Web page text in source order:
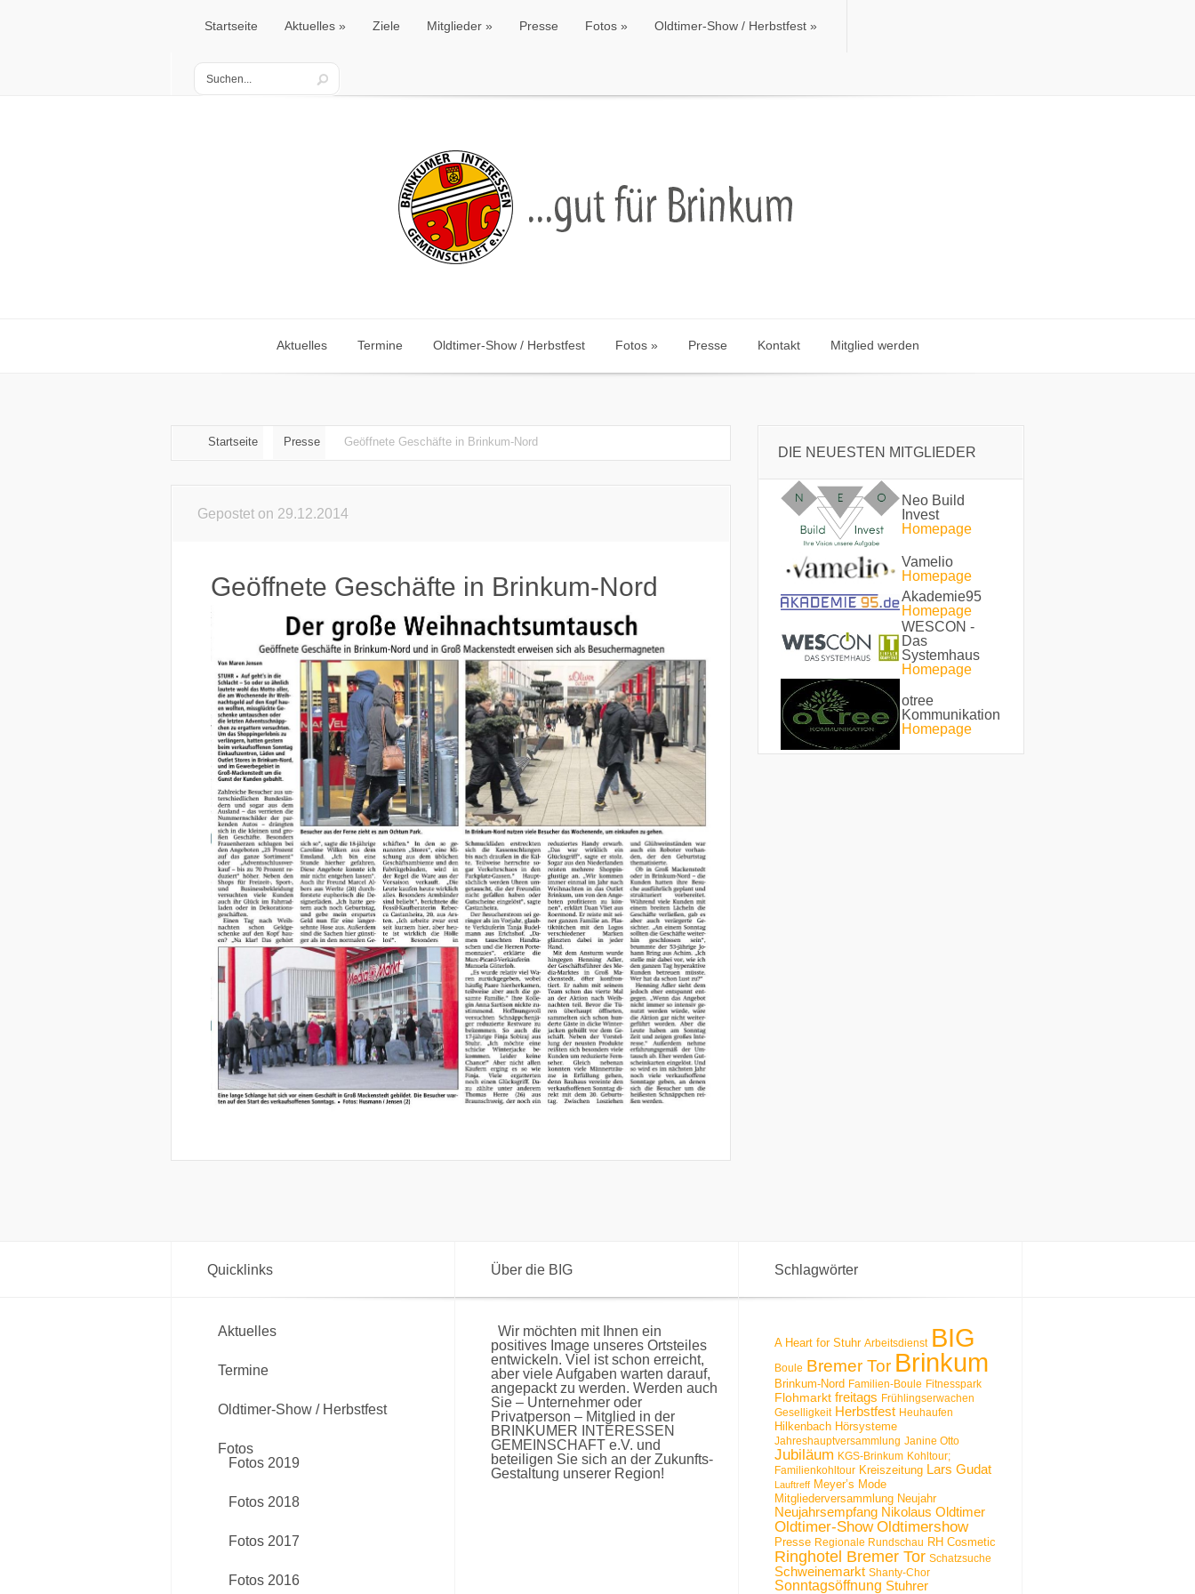
Startseite
Startseite
Aktuelles
Aktuelles
Ziele Mitglieder Presse Fotos Oldtimer-Show / Herbstfest
Aktuelles Termine Oldtimer-Show / Herbstfest Fotos Presse Kontakt Mitglied werden
Startseite Presse Geöffnete Geschäfte in Brinkum-Nord
Gepostet on 29.12.2014
Geöffnete Geschäfte in Brinkum-Nord
DIE NEUESTEN MITGLIEDER
Neo Build
Invest
Homepage
Vamelio
Homepage
Akademie95
Homepage
WESCON -
Das
Systemhaus
Homepage
otree
Kommunikation
Homepage
Quicklinks
Aktuelles
Termine
Oldtimer-Show / Herbstfest
Fotos
Fotos 2019
Fotos 2018
Fotos 2017
Fotos 2016
Über die BIG
Wir möchten mit Ihnen ein
positives Image unseres Ortsteiles
entwickeln. Viel ist schon erreicht,
aber viele Aufgaben warten darauf,
angepackt zu werden. Werden auch
Sie – Unternehmer oder
Privatperson – Mitglied in der
BRINKUMER INTERESSEN
GEMEINSCHAFT e.V. und
beteiligen Sie sich an der Zukunfts-
Gestaltung unserer Region!
Schlagwörter
A Heart for Stuhr Arbeitsdienst BIG
Boule Bremer Tor Brinkum
Brinkum-Nord Familien-Boule Fitnesspark
Flohmarkt freitags Frühlingserwachen
Geselligkeit Herbstfest Heuhaufen
Hilkenbach Hörsysteme
Jahreshauptversammlung Janine Otto
Jubiläum KGS-Brinkum Kohltour;
Familienkohltour Kreiszeitung Lars Gudat
Lauftreff Meyer’s Mode
Mitgliederversammlung Neujahr
Neujahrsempfang Nikolaus Oldtimer
Oldtimer-Show Oldtimershow
Presse Regionale Rundschau RH Cosmetic
Ringhotel Bremer Tor Schatzsuche
Schweinemarkt Shanty-Chor
Sonntagsöffnung Stuhrer